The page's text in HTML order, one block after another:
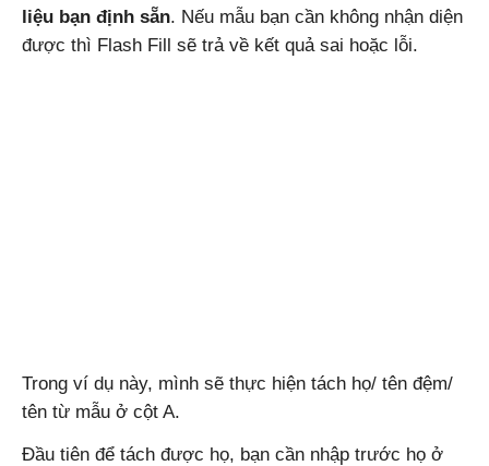
liệu bạn định sẵn. Nếu mẫu bạn cần không nhận diện
được thì Flash Fill sẽ trả về kết quả sai hoặc lỗi.
Trong ví dụ này, mình sẽ thực hiện tách họ/ tên đệm/
tên từ mẫu ở cột A.
Đầu tiên để tách được họ, bạn cần nhập trước họ ở